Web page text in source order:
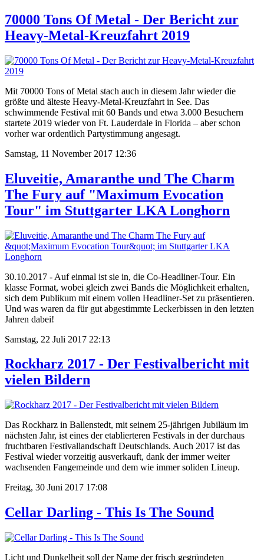
70000 Tons Of Metal - Der Bericht zur
Heavy-Metal-Kreuzfahrt 2019
Mit 70000 Tons of Metal stach auch in diesem Jahr wieder die
größte und älteste Heavy-Metal-Kreuzfahrt in See. Das
schwimmende Festival mit 60 Bands und etwa 3.000 Besuchern
startete 2019 wieder von Ft. Lauderdale in Florida – aber schon
vorher war ordentlich Partystimmung angesagt.
Samstag, 11 November 2017 12:36
Eluveitie, Amaranthe und The Charm
The Fury auf "Maximum Evocation
Tour" im Stuttgarter LKA Longhorn
30.10.2017 - Auf einmal ist sie in, die Co-Headliner-Tour. Ein
klasse Format, wobei gleich zwei Bands die Möglichkeit erhalten,
sich dem Publikum mit einem vollen Headliner-Set zu präsentieren.
Und was waren da für gut abgestimmte Leckerbissen in den letzten
Jahren dabei!
Samstag, 22 Juli 2017 22:13
Rockharz 2017 - Der Festivalbericht mit
vielen Bildern
Das Rockharz in Ballenstedt, mit seinem 25-jährigen Jubiläum im
nächsten Jahr, ist eines der etablierteren Festivals in der durchaus
fruchtbaren Festivallandschaft Deutschlands. Auch 2017 ist das
Festival wieder vorzeitig ausverkauft, dank der immer weiter
wachsenden Fangemeinde und dem wie immer soliden Lineup.
Freitag, 30 Juni 2017 17:08
Cellar Darling - This Is The Sound
Licht und Dunkelheit soll der Name der frisch gegründeten